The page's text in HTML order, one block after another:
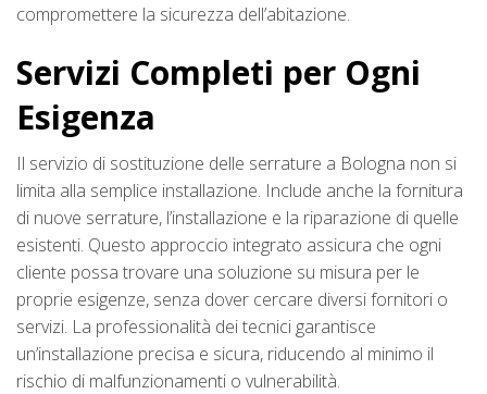
compromettere la sicurezza dell’abitazione.
Servizi Completi per Ogni
Esigenza
Il servizio di sostituzione delle serrature a Bologna non si
limita alla semplice installazione. Include anche la fornitura
di nuove serrature, l’installazione e la riparazione di quelle
esistenti. Questo approccio integrato assicura che ogni
cliente possa trovare una soluzione su misura per le
proprie esigenze, senza dover cercare diversi fornitori o
servizi. La professionalità dei tecnici garantisce
un’installazione precisa e sicura, riducendo al minimo il
rischio di malfunzionamenti o vulnerabilità.